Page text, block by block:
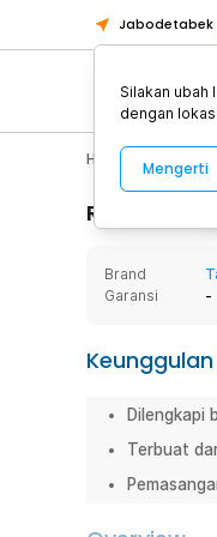
Jabodetabek
Home Appliance
Rincian
Brand
Garansi
-
Dilengkapi
Terbuat
Silakan ubah
dengan
Mengerti